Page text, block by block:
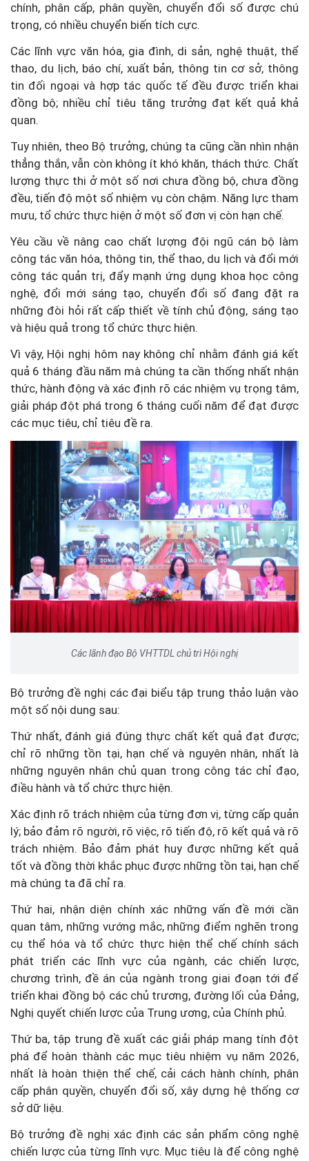
chính, phân cấp, phân quyền, chuyển đổi số được chú
trọng, có nhiều chuyển biến tích cực.
Các lĩnh vực văn hóa, gia đình, di sản, nghệ thuật, thể
thao, du lịch, báo chí, xuất bản, thông tin cơ sở, thông
tin đối ngoại và hợp tác quốc tế đều được triển khai
đồng bộ; nhiều chỉ tiêu tăng trưởng đạt kết quả khả
quan.
Tuy nhiên, theo Bộ trưởng, chúng ta cũng cần nhìn nhận
thẳng thắn, vẫn còn không ít khó khăn, thách thức. Chất
lượng thực thi ở một số nơi chưa đồng bộ, chưa đồng
đều, tiến độ một số nhiệm vụ còn chậm. Năng lực tham
mưu, tổ chức thực hiện ở một số đơn vị còn hạn chế.
Yêu cầu về nâng cao chất lượng đội ngũ cán bộ làm
công tác văn hóa, thông tin, thể thao, du lịch và đổi mới
công tác quản trị, đẩy mạnh ứng dụng khoa học công
nghệ, đổi mới sáng tạo, chuyển đổi số đang đặt ra
những đòi hỏi rất cấp thiết về tính chủ động, sáng tạo
và hiệu quả trong tổ chức thực hiện.
Vì vậy, Hội nghị hôm nay không chỉ nhằm đánh giá kết
quả 6 tháng đầu năm mà chúng ta cần thống nhất nhận
thức, hành động và xác định rõ các nhiệm vụ trọng tâm,
giải pháp đột phá trong 6 tháng cuối năm để đạt được
các mục tiêu, chỉ tiêu đề ra.
Các lãnh đạo Bộ VHTTDL chủ trì Hội nghị
Bộ trưởng đề nghị các đại biểu tập trung thảo luận vào
một số nội dung sau:
Thứ nhất, đánh giá đúng thực chất kết quả đạt được;
chỉ rõ những tồn tại, hạn chế và nguyên nhân, nhất là
những nguyên nhân chủ quan trong công tác chỉ đạo,
điều hành và tổ chức thực hiện.
Xác định rõ trách nhiệm của từng đơn vị, từng cấp quản
lý; bảo đảm rõ người, rõ việc, rõ tiến độ, rõ kết quả và rõ
trách nhiệm. Bảo đảm phát huy được những kết quả
tốt và đồng thời khắc phục được những tồn tại, hạn chế
mà chúng ta đã chỉ ra.
Thứ hai, nhận diện chính xác những vấn đề mới cần
quan tâm, những vướng mắc, những điểm nghẽn trong
cụ thể hóa và tổ chức thực hiện thể chế chính sách
phát triển các lĩnh vực của ngành, các chiến lược,
chương trình, đề án của ngành trong giai đoạn tới để
triển khai đồng bộ các chủ trương, đường lối của Đảng,
Nghị quyết chiến lược của Trung ương, của Chính phủ.
Thứ ba, tập trung đề xuất các giải pháp mang tính đột
phá để hoàn thành các mục tiêu nhiệm vụ năm 2026,
nhất là hoàn thiện thể chế, cải cách hành chính, phân
cấp phân quyền, chuyển đổi số, xây dựng hệ thống cơ
sở dữ liệu.
Bộ trưởng đề nghị xác định các sản phẩm công nghệ
chiến lược của từng lĩnh vực. Mục tiêu là để công nghệ